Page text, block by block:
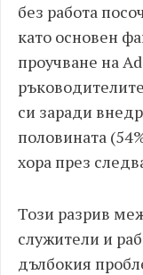
без работа
като основен
проучване на
си заради
половината
хора през
Този разрив
служители и
дълбокия